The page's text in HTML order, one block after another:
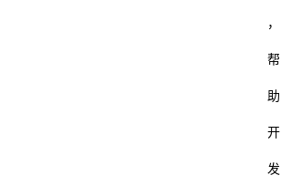
，
帮
助
开
发